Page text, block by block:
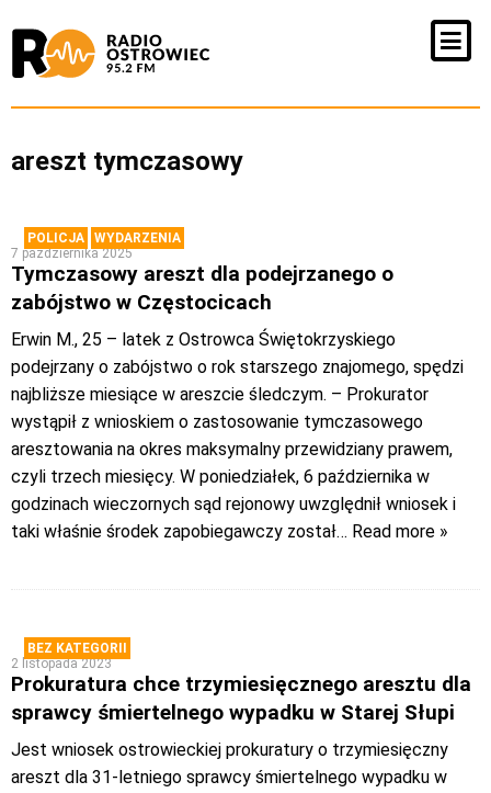
areszt tymczasowy
POLICJA
WYDARZENIA
7 października 2025
Tymczasowy areszt dla podejrzanego o
zabójstwo w Częstocicach
Erwin M., 25 – latek z Ostrowca Świętokrzyskiego
podejrzany o zabójstwo o rok starszego znajomego, spędzi
najbliższe miesiące w areszcie śledczym. – Prokurator
wystąpił z wnioskiem o zastosowanie tymczasowego
aresztowania na okres maksymalny przewidziany prawem,
czyli trzech miesięcy. W poniedziałek, 6 października w
godzinach wieczornych sąd rejonowy uwzględnił wniosek i
taki właśnie środek zapobiegawczy został… Read more »
BEZ KATEGORII
2 listopada 2023
Prokuratura chce trzymiesięcznego aresztu dla
sprawcy śmiertelnego wypadku w Starej Słupi
Jest wniosek ostrowieckiej prokuratury o trzymiesięczny
areszt dla 31-letniego sprawcy śmiertelnego wypadku w